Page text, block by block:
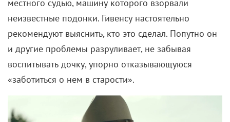
неизвестные подонки. Гивенсу настоятельно
рекомендуют выяснить, кто это сделал. Попутно он
и другие проблемы разруливает, не забывая
воспитывать дочку, упорно отказывающуюся
«заботиться о нем в старости».